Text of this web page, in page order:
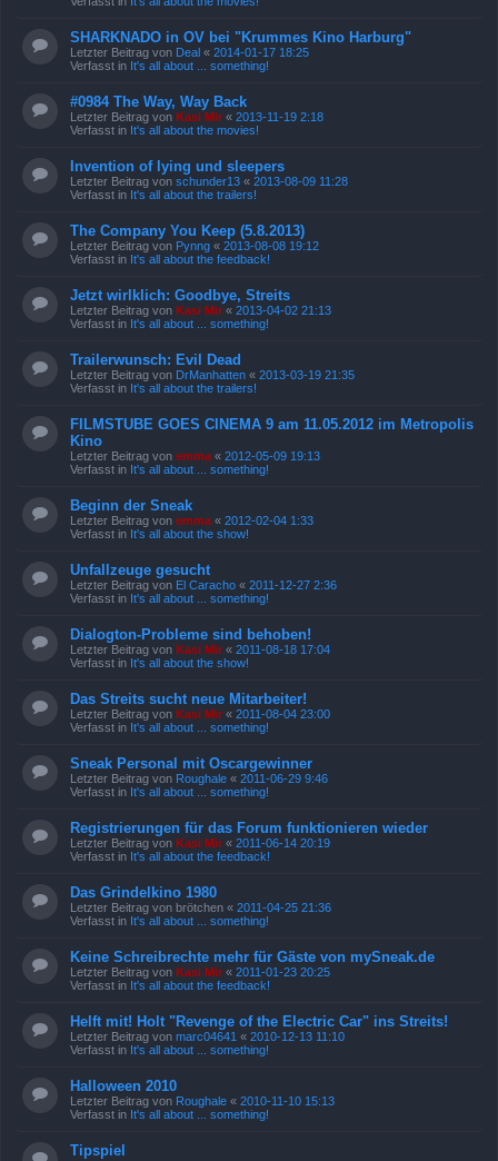
SHARKNADO in OV bei "Krummes Kino Harburg"
Letzter Beitrag von Deal « 2014-01-17 18:25
Verfasst in It's all about ... something!
#0984 The Way, Way Back
Letzter Beitrag von Kasi Mir « 2013-11-19 2:18
Verfasst in It's all about the movies!
Invention of lying und sleepers
Letzter Beitrag von schunder13 « 2013-08-09 11:28
Verfasst in It's all about the trailers!
The Company You Keep (5.8.2013)
Letzter Beitrag von Pynng « 2013-08-08 19:12
Verfasst in It's all about the feedback!
Jetzt wirlklich: Goodbye, Streits
Letzter Beitrag von Kasi Mir « 2013-04-02 21:13
Verfasst in It's all about ... something!
Trailerwunsch: Evil Dead
Letzter Beitrag von DrManhatten « 2013-03-19 21:35
Verfasst in It's all about the trailers!
FILMSTUBE GOES CINEMA 9 am 11.05.2012 im Metropolis
Kino
Letzter Beitrag von emma « 2012-05-09 19:13
Verfasst in It's all about ... something!
Beginn der Sneak
Letzter Beitrag von emma « 2012-02-04 1:33
Verfasst in It's all about the show!
Unfallzeuge gesucht
Letzter Beitrag von El Caracho « 2011-12-27 2:36
Verfasst in It's all about ... something!
Dialogton-Probleme sind behoben!
Letzter Beitrag von Kasi Mir « 2011-08-18 17:04
Verfasst in It's all about the show!
Das Streits sucht neue Mitarbeiter!
Letzter Beitrag von Kasi Mir « 2011-08-04 23:00
Verfasst in It's all about ... something!
Sneak Personal mit Oscargewinner
Letzter Beitrag von Roughale « 2011-06-29 9:46
Verfasst in It's all about ... something!
Registrierungen für das Forum funktionieren wieder
Letzter Beitrag von Kasi Mir « 2011-06-14 20:19
Verfasst in It's all about the feedback!
Das Grindelkino 1980
Letzter Beitrag von brötchen « 2011-04-25 21:36
Verfasst in It's all about ... something!
Keine Schreibrechte mehr für Gäste von mySneak.de
Letzter Beitrag von Kasi Mir « 2011-01-23 20:25
Verfasst in It's all about the feedback!
Helft mit! Holt "Revenge of the Electric Car" ins Streits!
Letzter Beitrag von marc04641 « 2010-12-13 11:10
Verfasst in It's all about ... something!
Halloween 2010
Letzter Beitrag von Roughale « 2010-11-10 15:13
Verfasst in It's all about ... something!
Tipspiel